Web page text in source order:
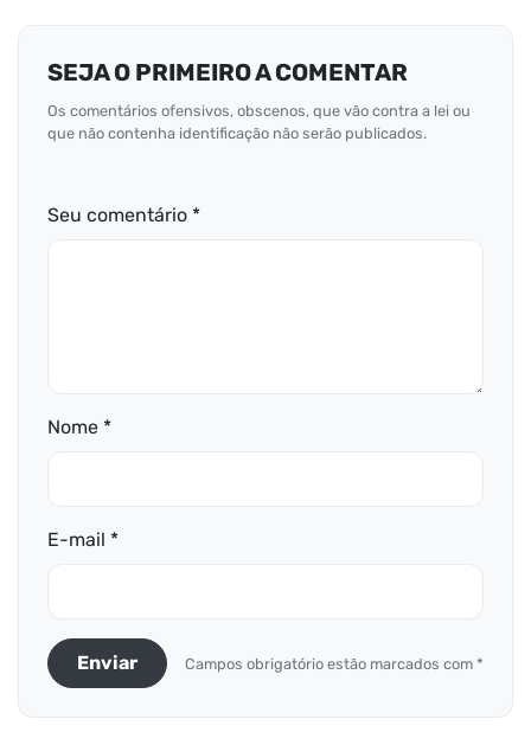
SEJA O PRIMEIRO A COMENTAR
Os comentários ofensivos, obscenos, que vão contra a lei ou
que não contenha identificação não serão publicados.
Seu comentário *
Nome *
E-mail *
Enviar Campos obrigatório estão marcados com *